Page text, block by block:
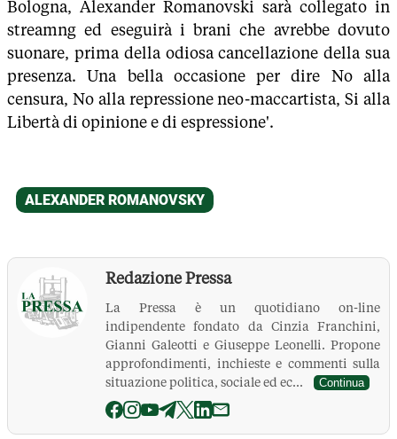
Bologna, Alexander Romanovski sarà collegato in
streamng ed eseguirà i brani che avrebbe dovuto
suonare, prima della odiosa cancellazione della sua
presenza. Una bella occasione per dire No alla
censura, No alla repressione neo-maccartista, Si alla
Libertà di opinione e di espressione'.
Redazione Pressa
La Pressa è un quotidiano on-line
indipendente fondato da Cinzia Franchini,
Gianni Galeotti e Giuseppe Leonelli. Propone
approfondimenti, inchieste e commenti sulla
situazione politica, sociale ed ec...
Continua